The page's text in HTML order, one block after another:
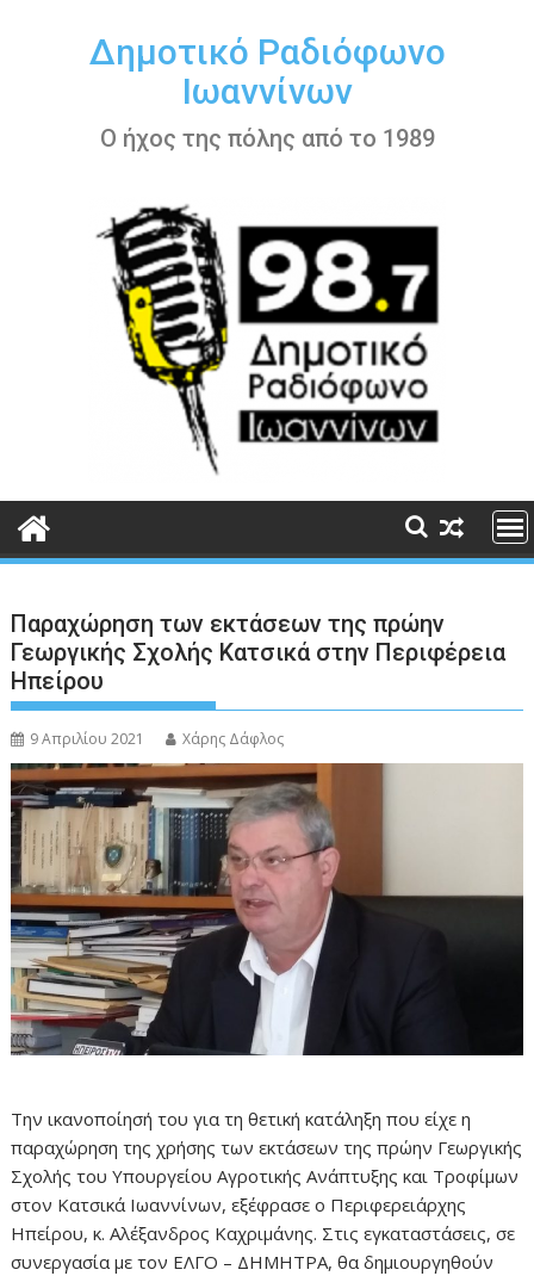
περιεχόμενοΔημοτικό Ραδιόφωνο
Ιωαννίνων
Ο ήχος της πόλης από το 1989
Παραχώρηση των εκτάσεων της πρώην
Γεωργικής Σχολής Κατσικά στην Περιφέρεια
Ηπείρου
9 Απριλίου 2021 Χάρης Δάφλος
Την ικανοποίησή του για τη θετική κατάληξη που είχε η
παραχώρηση της χρήσης των εκτάσεων της πρώην Γεωργικής
Σχολής του Υπουργείου Αγροτικής Ανάπτυξης και Τροφίμων
στον Κατσικά Ιωαννίνων, εξέφρασε ο Περιφερειάρχης
Ηπείρου, κ. Αλέξανδρος Καχριμάνης. Στις εγκαταστάσεις, σε
συνεργασία με τον ΕΛΓΟ – ΔΗΜΗΤΡΑ, θα δημιουργηθούν